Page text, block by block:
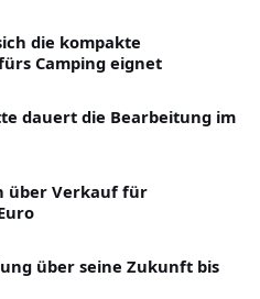
die kompakte
Camping eignet
dauert die Bearbeitung im
über Verkauf für
über seine Zukunft bis